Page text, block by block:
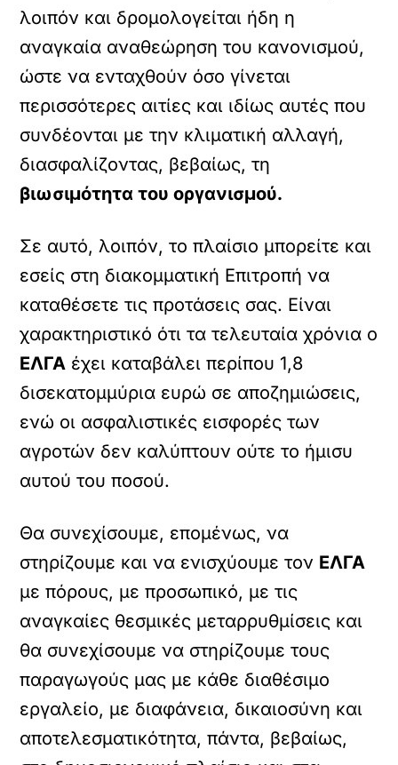
λοιπόν και δρομολογείται ήδη η
αναγκαία αναθεώρηση του κανονισμού,
ώστε να ενταχθούν όσο γίνεται
περισσότερες αιτίες και ιδίως αυτές που
συνδέονται με την κλιματική αλλαγή,
διασφαλίζοντας, βεβαίως, τη
βιωσιμότητα του οργανισμού.
Σε αυτό, λοιπόν, το πλαίσιο μπορείτε και
εσείς στη διακομματική Επιτροπή να
καταθέσετε τις προτάσεις σας. Είναι
χαρακτηριστικό ότι τα τελευταία χρόνια ο
ΕΛΓΑ έχει καταβάλει περίπου 1,8
δισεκατομμύρια ευρώ σε αποζημιώσεις,
ενώ οι ασφαλιστικές εισφορές των
αγροτών δεν καλύπτουν ούτε το ήμισυ
αυτού του ποσού.
Θα συνεχίσουμε, επομένως, να
στηρίζουμε και να ενισχύουμε τον ΕΛΓΑ
με πόρους, με προσωπικό, με τις
αναγκαίες θεσμικές μεταρρυθμίσεις και
θα συνεχίσουμε να στηρίζουμε τους
παραγωγούς μας με κάθε διαθέσιμο
εργαλείο, με διαφάνεια, δικαιοσύνη και
αποτελεσματικότητα, πάντα, βεβαίως,